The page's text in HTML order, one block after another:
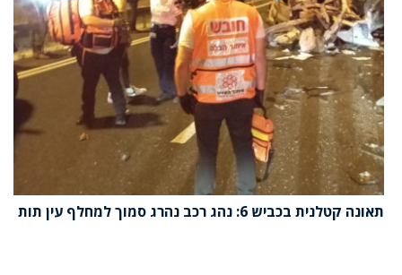
תאונה קטלנית בכביש 6: נהג רכב נהרג סמוך למחלף עין תות